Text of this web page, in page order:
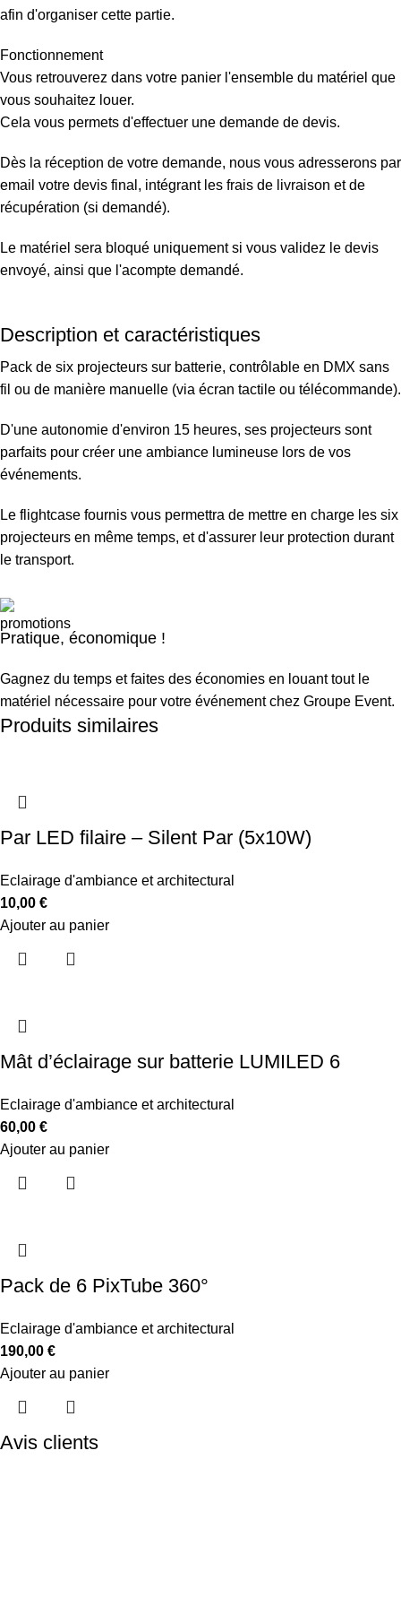
afin d'organiser cette partie.
Fonctionnement
Vous retrouverez dans votre panier l'ensemble du matériel que
vous souhaitez louer.
Cela vous permets d'effectuer une demande de devis.
Dès la réception de votre demande, nous vous adresserons par
email votre devis final, intégrant les frais de livraison et de
récupération (si demandé).
Le matériel sera bloqué uniquement si vous validez le devis
envoyé, ainsi que l'acompte demandé.
Description et caractéristiques
Pack de six projecteurs sur batterie, contrôlable en DMX sans
fil ou de manière manuelle (via écran tactile ou télécommande).
D'une autonomie d'environ 15 heures, ses projecteurs sont
parfaits pour créer une ambiance lumineuse lors de vos
événements.
Le flightcase fournis vous permettra de mettre en charge les six
projecteurs en même temps, etd'assurer leur protection durant
le transport.
Pratique, économique !
Gagnez du temps et faites des économies en louant tout le
matériel nécessaire pour votre événement chez Groupe Event.
Produits similaires
Par LED filaire – Silent Par (5x10W)
Eclairage d'ambiance et architectural
10,00 €
Ajouter au panier
Mât d’éclairage sur batterie LUMILED 6
Eclairage d'ambiance et architectural
60,00 €
Ajouter au panier
Pack de 6 PixTube 360°
Eclairage d'ambiance et architectural
190,00 €
Ajouter au panier
Avis clients